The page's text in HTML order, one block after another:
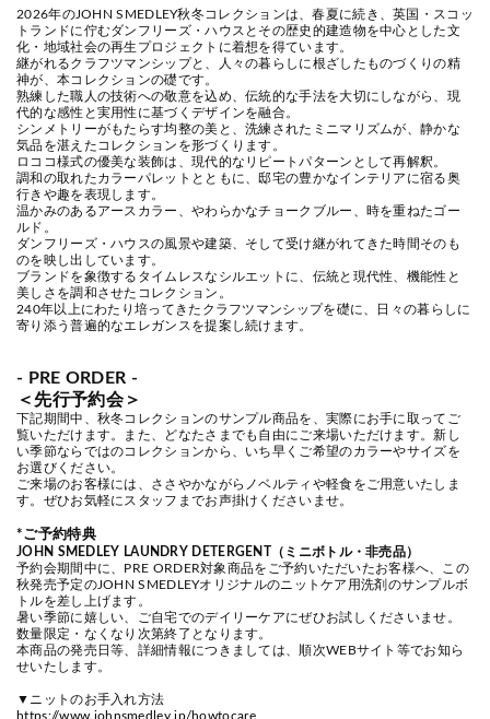
2026年のJOHN SMEDLEY秋冬コレクションは、春夏に続き、英国・スコッ
トランドに佇むダンフリーズ・ハウスと その歴史的建造物を中心とした文
化・地域社会の再生プロジェクトに着想を得ています。
継がれるクラフツマンシップと、人々の暮らしに根ざしたものづくりの精
神が、本コレクションの礎です。
熟練した職人の技術への敬意を込め、伝統的な手法を大切にしながら、現
代的な感性と実用性に基づくデザインを融合。
シンメトリーがもたらす均整の美と、洗練されたミニマリズムが、静かな
気品を湛えたコレクションを形づくります。
ロココ様式の優美な装飾は、現代的なリピートパターンとして再解釈。
調和の取れたカラーパレットとともに、邸宅の豊かなインテリアに宿る奥
行きや趣を表現します。
温かみのあるアースカラー、やわらかなチョークブルー、時を重ねたゴー
ルド。
ダンフリーズ・ハウスの風景や建築、そして受け継がれてきた時間そのも
のを映し出しています。
ブランドを象徴するタイムレスなシルエットに、伝統と現代性、機能性と
美しさを調和させたコレクション。
240年以上にわたり培ってきたクラフツマンシップを礎に、日々の暮らしに
寄り添う普遍的なエレガンスを提案し続けます。
- PRE ORDER -
＜先行予約会＞
下記期間中、秋冬コレクションのサンプル商品を、実際にお手に取ってご
覧いただけます。また、どなたさまでも自由にご来場いただけます。新し
い季節ならではのコレクションから、いち早くご希望のカラーやサイズを
お選びください。
ご来場のお客様には、ささやかながらノベルティや軽食をご用意いたしま
す。ぜひお気軽にスタッフまでお声掛けくださいませ。
*ご予約特典
JOHN SMEDLEY LAUNDRY DETERGENT（ミニボトル・非売品）
予約会期間中に、PRE ORDER対象商品をご予約いただいたお客様へ、この
秋発売予定のJOHN SMEDLEYオリジナルのニットケア用洗剤のサンプルボ
トルを差し上げます。
暑い季節に嬉しい、ご自宅でのデイリーケアにぜひお試しくださいませ。
数量限定・なくなり次第終了となります。
本商品の発売日等、詳細情報につきましては、順次WEBサイト等でお知ら
せいたします。
▼ニットのお手入れ方法
https://www.johnsmedley.jp/howtocare